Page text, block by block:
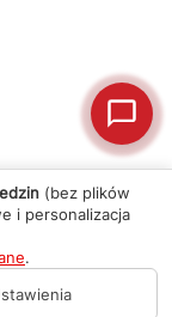
(bez plików
i personalizacja
.